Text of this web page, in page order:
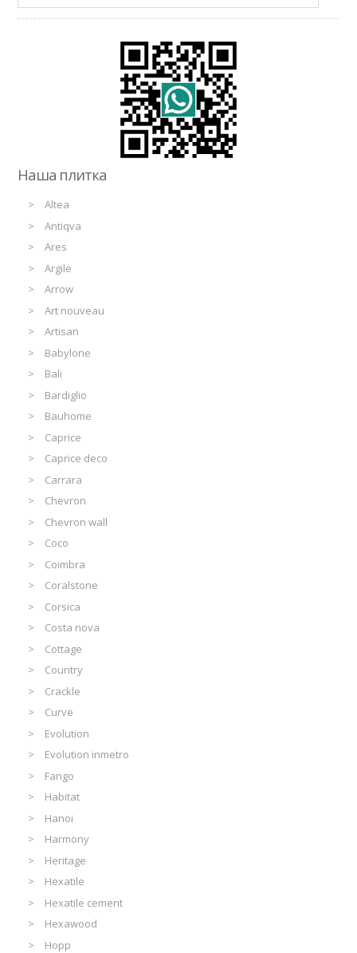
Наша плитка
Altea
Antiqva
Ares
Argile
Arrow
Art nouveau
Artisan
Babylone
Bali
Bardiglio
Bauhome
Caprice
Caprice deco
Carrara
Chevron
Chevron wall
Coco
Coimbra
Coralstone
Corsica
Costa nova
Cottage
Country
Crackle
Curve
Evolution
Evolution inmetro
Fango
Habitat
Hanoi
Harmony
Heritage
Hexatile
Hexatile cement
Hexawood
Hopp